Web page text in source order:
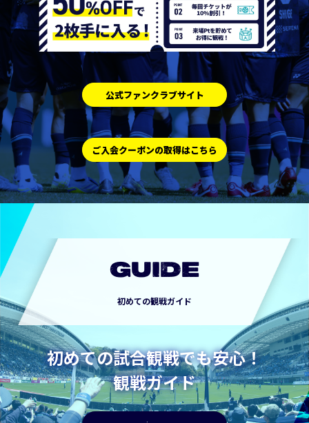
公式ファンクラブサイト
ご入会クーポンの取得はこちら
GUIDE
初めての観戦ガイド
初めての試合観戦でも安心！
観戦ガイド